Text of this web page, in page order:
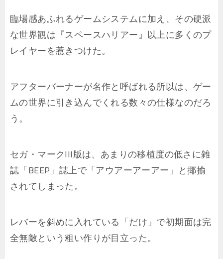
臨場感あふれるゲームシステムに加え、その硬派
な世界観は『スペースハリアー』以上に多くのプ
レイヤーを惹きつけた。
アフターバーナーが名作と呼ばれる所以は、ゲー
ムの世界に引き込んでくれる数々の仕様なのだろ
う。
セガ・マークIII版は、あまりの移植度の低さに雑
誌「BEEP」誌上で「アウアーアーアー」と揶揄
されてしまった。
レバーを斜めに入れている「だけ」で初期面は完
全無敵という粗い作りが目立った。